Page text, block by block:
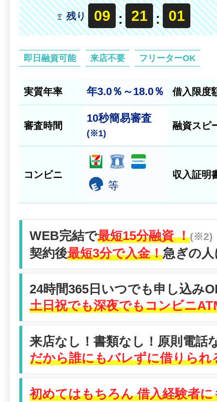
残り 09 : 20 : 59
即日融資可能 来店不要 フリーターOK
実質年率 年3.0％～18.0％ 借入限度
審査時間
10秒簡易審査
(※1)
融資スピ
コンビニ
等
収入証明
WEB完結で最短15分融資 ！(※2)
契約後最短3分で入金！急ぎの
24時間365日いつでも申し込み
土日祝でも深夜でもコンビニ
来店なし！書類なし！原則電話
だから誰にもバレずに借りられ
初めてはもちろん 借入経験者に